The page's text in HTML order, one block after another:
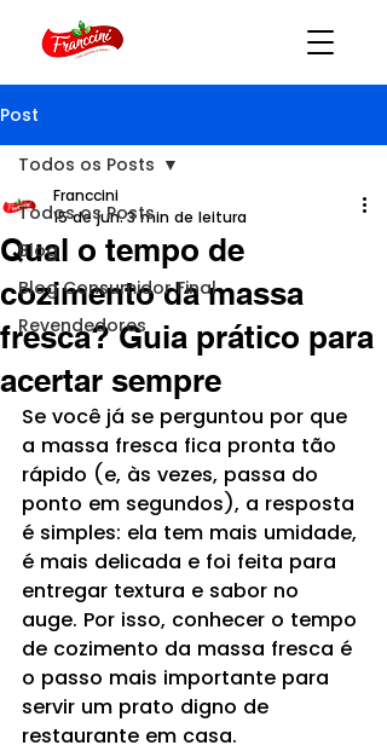
Post
Todos os Posts
Blog
Blog Consumidor Final
Revendedores
Todos os Posts
Qual o tempo de
cozimento da massa
fresca? Guia prático para
acertar sempre
Franccini
15 de jun.3 min de leitura
Se você já se perguntou por que
a massa fresca fica pronta tão
rápido (e, às vezes, passa do
ponto em segundos), a resposta
é simples: ela tem mais umidade,
é mais delicada e foi feita para
entregar textura e sabor no
auge. Por isso, conhecer o tempo
de cozimento da massa fresca é
o passo mais importante para
servir um prato digno de
restaurante em casa.